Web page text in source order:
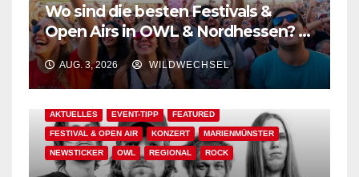
Wo sind die besten Festivals &
Open Airs in OWL & Nordhessen? –
Der Ww-Festival-Planer!
AUG. 3, 2026 WILDWECHSEL
AKTUELLES EVENT-TIPP FEATURED
FESTIVAL & OPEN AIR KONZERT MARIENMÜNSTER
NEWSTICKER OWL REGIONAL ROCK